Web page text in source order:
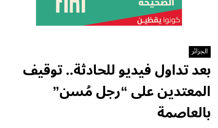
الجزائر
بعد تداول فيديو للحادثة.. توقيف
المعتدين على “رجل مُسن”
بالعاصمة